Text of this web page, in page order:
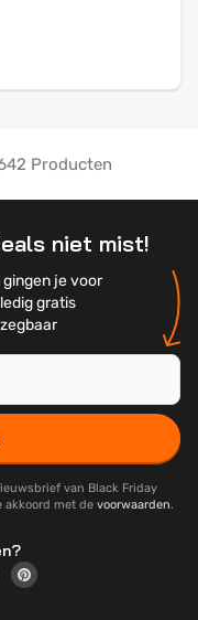
Producten
niet mist!
je voor
gratis
van Black Friday
akkoord met de voorwaarden.